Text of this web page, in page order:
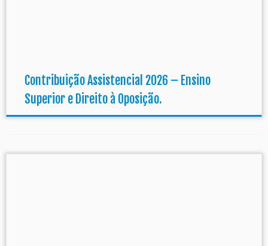
Contribuição Assistencial 2026 – Ensino
Superior e Direito à Oposição.